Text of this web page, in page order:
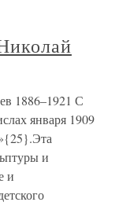
1886–1921 С
января 1909
и
и